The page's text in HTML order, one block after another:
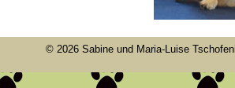
© 2026 Sabine und Maria-Luise